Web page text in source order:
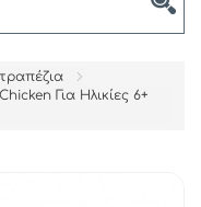
Για Ηλικίες 6+